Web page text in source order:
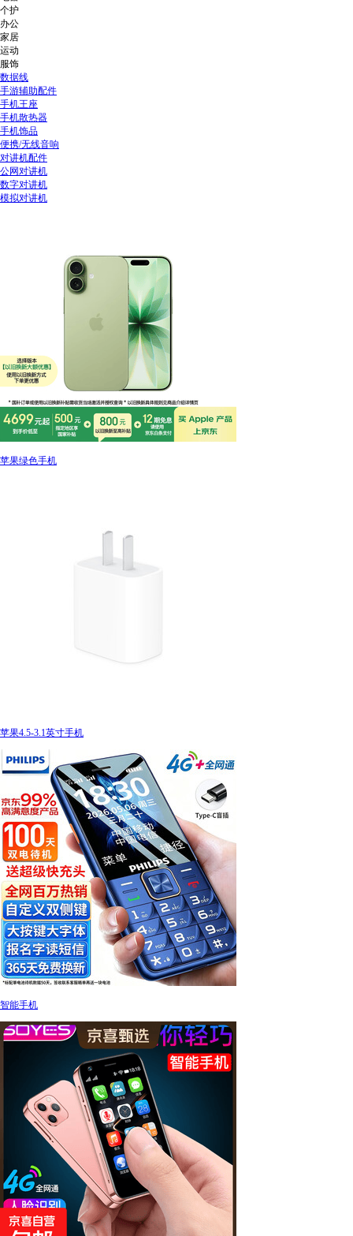
个护
办公
家居
运动
服饰
数据线
手游辅助配件
手机王座
手机散热器
手机饰品
便携/无线音响
对讲机配件
公网对讲机
数字对讲机
模拟对讲机
苹果绿色手机
苹果4.5-3.1英寸手机
智能手机